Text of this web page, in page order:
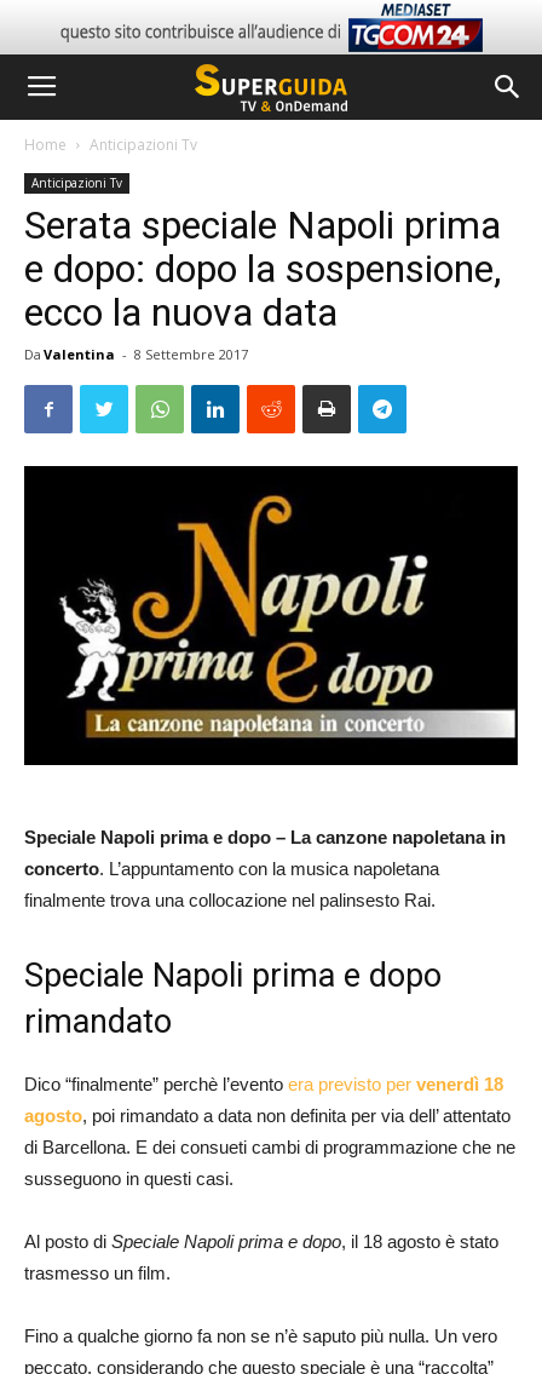
Home Anticipazioni Tv
Anticipazioni Tv
Serata speciale Napoli prima
e dopo: dopo la sospensione,
ecco la nuova data
Da Valentina - 8 Settembre 2017
Speciale Napoli prima e dopo – La canzone napoletana in
concerto. L’appuntamento con la musica napoletana
finalmente trova una collocazione nel palinsesto Rai.
Speciale Napoli prima e dopo
rimandato
Dico “finalmente” perchè l’evento era previsto per venerdì 18
agosto, poi rimandato a data non definita per via dell’ attentato
di Barcellona. E dei consueti cambi di programmazione che ne
susseguono in questi casi.
Al posto di Speciale Napoli prima e dopo, il 18 agosto è stato
trasmesso un film.
Fino a qualche giorno fa non se n’è saputo più nulla. Un vero
peccato, considerando che questo speciale è una “raccolta”